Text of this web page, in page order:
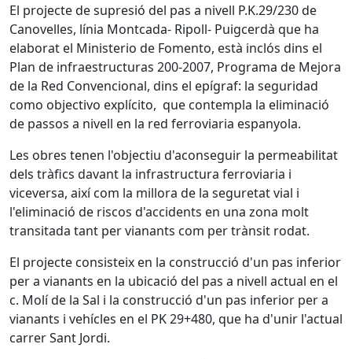
El projecte de supresió del pas a nivell P.K.29/230 de
Canovelles, línia Montcada- Ripoll- Puigcerdà que ha
elaborat el Ministerio de Fomento, està inclós dins el
Plan de infraestructuras 200-2007, Programa de Mejora
de la Red Convencional, dins el epígraf: la seguridad
como objectivo explícito, que contempla la eliminació
de passos a nivell en la red ferroviaria espanyola.
Les obres tenen l'objectiu d'aconseguir la permeabilitat
dels tràfics davant la infrastructura ferroviaria i
viceversa, així com la millora de la seguretat vial i
l'eliminació de riscos d'accidents en una zona molt
transitada tant per vianants com per trànsit rodat.
El projecte consisteix en la construcció d'un pas inferior
per a vianants en la ubicació del pas a nivell actual en el
c. Molí de la Sal i la construcció d'un pas inferior per a
vianants i vehícles en el PK 29+480, que ha d'unir l'actual
carrer Sant Jordi.